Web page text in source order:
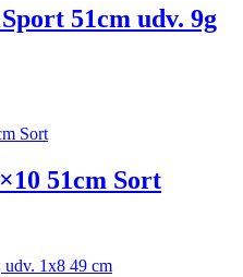
51cm udv. 9g
51cm Sort